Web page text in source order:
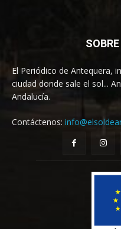
El Periódico de Antequera,
ciudad donde sale el sol...
Andalucía.
Contáctenos: